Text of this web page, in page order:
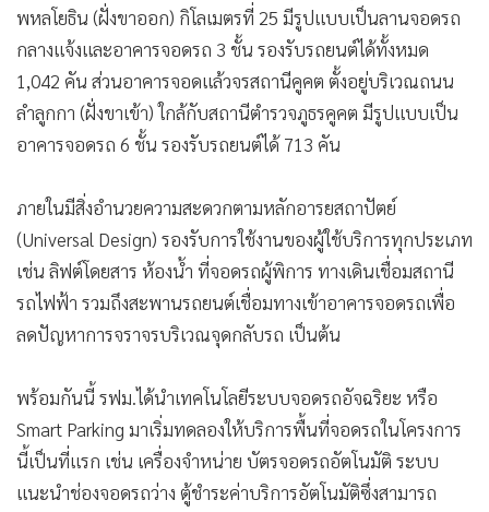
พหลโยธิน (ฝั่งขาออก) กิโลเมตรที่ 25 มีรูปแบบเป็นลานจอดรถ
กลางแจ้งและอาคารจอดรถ 3 ชั้น รองรับรถยนต์ได้ทั้งหมด
1,042 คัน ส่วนอาคารจอดแล้วจรสถานีคูคต ตั้งอยู่บริเวณถนน
ลำลูกกา (ฝั่งขาเข้า) ใกล้กับสถานีตำรวจภูธรคูคต มีรูปแบบเป็น
อาคารจอดรถ 6 ชั้น รองรับรถยนต์ได้ 713 คัน
ภายในมีสิ่งอำนวยความสะดวกตามหลักอารยสถาปัตย์
(Universal Design) รองรับการใช้งานของผู้ใช้บริการทุกประเภท
เช่น ลิฟต์โดยสาร ห้องน้ำ ที่จอดรถผู้พิการ ทางเดินเชื่อมสถานี
รถไฟฟ้า รวมถึงสะพานรถยนต์เชื่อมทางเข้าอาคารจอดรถเพื่อ
ลดปัญหาการจราจรบริเวณจุดกลับรถ เป็นต้น
พร้อมกันนี้ รฟม.ได้นำเทคโนโลยีระบบจอดรถอัจฉริยะ หรือ
Smart Parking มาเริ่มทดลองให้บริการพื้นที่จอดรถในโครงการ
นี้เป็นที่แรก เช่น เครื่องจำหน่าย บัตรจอดรถอัตโนมัติ ระบบ
แนะนำช่องจอดรถว่าง ตู้ชำระค่าบริการอัตโนมัติซึ่งสามารถ